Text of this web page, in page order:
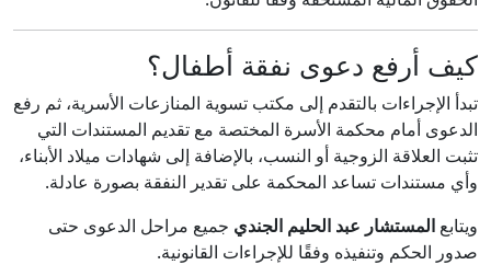
كيف أرفع دعوى نفقة أطفال؟
تبدأ الإجراءات بالتقدم إلى مكتب تسوية المنازعات الأسرية، ثم رفع
الدعوى أمام محكمة الأسرة المختصة مع تقديم المستندات التي
تثبت العلاقة الزوجية أو النسب، بالإضافة إلى شهادات ميلاد الأبناء،
وأي مستندات تساعد المحكمة على تقدير النفقة بصورة عادلة.
ويتابع المستشار عبد الحليم الجندي جميع مراحل الدعوى حتى
صدور الحكم وتنفيذه وفقًا للإجراءات القانونية.